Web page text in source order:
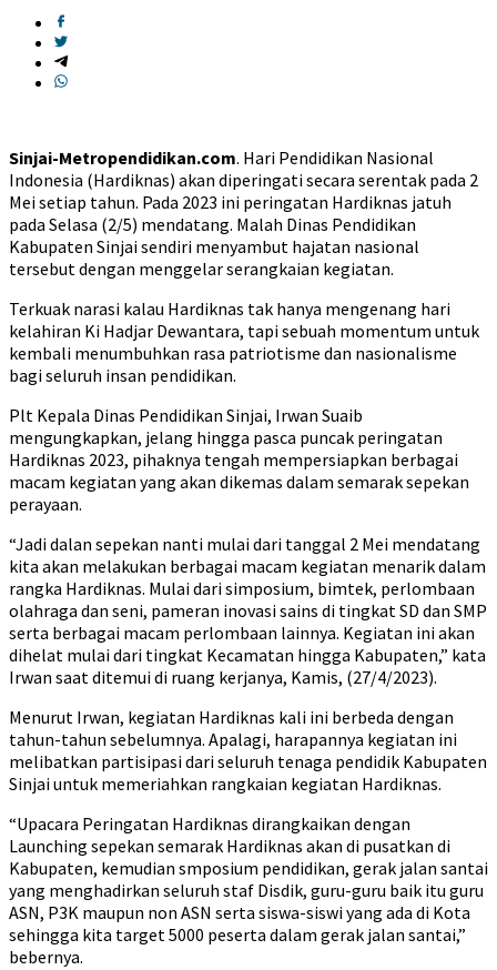
Sinjai-Metropendidikan.com. Hari Pendidikan Nasional
Indonesia (Hardiknas) akan diperingati secara serentak pada 2
Mei setiap tahun. Pada 2023 ini peringatan Hardiknas jatuh
pada Selasa (2/5) mendatang. Malah Dinas Pendidikan
Kabupaten Sinjai sendiri menyambut hajatan nasional
tersebut dengan menggelar serangkaian kegiatan.
Terkuak narasi kalau Hardiknas tak hanya mengenang hari
kelahiran Ki Hadjar Dewantara, tapi sebuah momentum untuk
kembali menumbuhkan rasa patriotisme dan nasionalisme
bagi seluruh insan pendidikan.
Plt Kepala Dinas Pendidikan Sinjai, Irwan Suaib
mengungkapkan, jelang hingga pasca puncak peringatan
Hardiknas 2023, pihaknya tengah mempersiapkan berbagai
macam kegiatan yang akan dikemas dalam semarak sepekan
perayaan.
“Jadi dalan sepekan nanti mulai dari tanggal 2 Mei mendatang
kita akan melakukan berbagai macam kegiatan menarik dalam
rangka Hardiknas. Mulai dari simposium, bimtek, perlombaan
olahraga dan seni, pameran inovasi sains di tingkat SD dan SMP
serta berbagai macam perlombaan lainnya. Kegiatan ini akan
dihelat mulai dari tingkat Kecamatan hingga Kabupaten,” kata
Irwan saat ditemui di ruang kerjanya, Kamis, (27/4/2023).
Menurut Irwan, kegiatan Hardiknas kali ini berbeda dengan
tahun-tahun sebelumnya. Apalagi, harapannya kegiatan ini
melibatkan partisipasi dari seluruh tenaga pendidik Kabupaten
Sinjai untuk memeriahkan rangkaian kegiatan Hardiknas.
“Upacara Peringatan Hardiknas dirangkaikan dengan
Launching sepekan semarak Hardiknas akan di pusatkan di
Kabupaten, kemudian smposium pendidikan, gerak jalan santai
yang menghadirkan seluruh staf Disdik, guru-guru baik itu guru
ASN, P3K maupun non ASN serta siswa-siswi yang ada di Kota
sehingga kita target 5000 peserta dalam gerak jalan santai,”
bebernya.